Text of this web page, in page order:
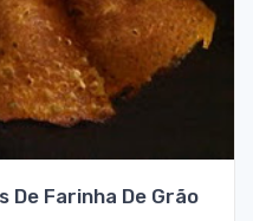
De Farinha De Grão